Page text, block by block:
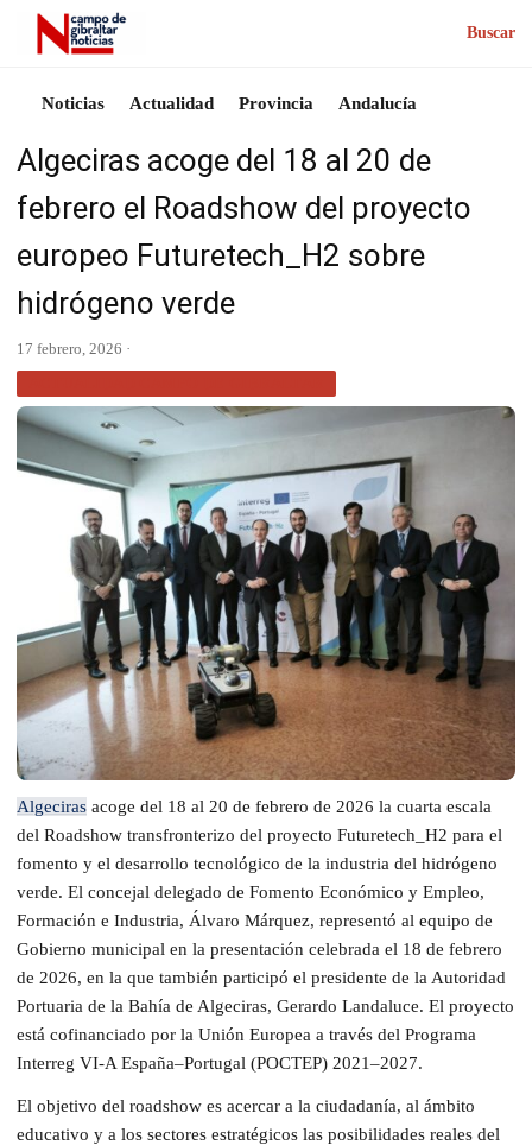
Buscar
Noticias Actualidad Provincia Andalucía
Algeciras acoge del 18 al 20 de
febrero el Roadshow del proyecto
europeo Futuretech_H2 sobre
hidrógeno verde
17 febrero, 2026 ·
Algeciras acoge del 18 al 20 de febrero de 2026 la cuarta escala
del Roadshow transfronterizo del proyecto Futuretech_H2 para el
fomento y el desarrollo tecnológico de la industria del hidrógeno
verde. El concejal delegado de Fomento Económico y Empleo,
Formación e Industria, Álvaro Márquez, representó al equipo de
Gobierno municipal en la presentación celebrada el 18 de febrero
de 2026, en la que también participó el presidente de la Autoridad
Portuaria de la Bahía de Algeciras, Gerardo Landaluce. El proyecto
está cofinanciado por la Unión Europea a través del Programa
Interreg VI-A España–Portugal (POCTEP) 2021–2027.
El objetivo del roadshow es acercar a la ciudadanía, al ámbito
educativo y a los sectores estratégicos las posibilidades reales del